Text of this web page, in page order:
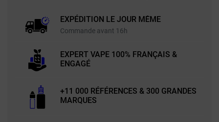
EXPÉDITION LE JOUR MÊME
Commande avant 16h
EXPERT VAPE 100% FRANÇAIS &
ENGAGÉ
+11 000 RÉFÉRENCES & 300 GRANDES
MARQUES